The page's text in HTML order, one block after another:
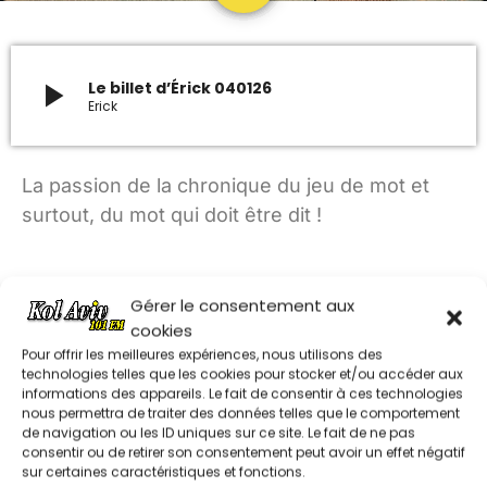
Gérer le consentement aux
cookies
Pour offrir les meilleures expériences, nous utilisons des
technologies telles que les cookies pour stocker et/ou accéder aux
informations des appareils. Le fait de consentir à ces technologies
nous permettra de traiter des données telles que le comportement
de navigation ou les ID uniques sur ce site. Le fait de ne pas
consentir ou de retirer son consentement peut avoir un effet négatif
sur certaines caractéristiques et fonctions.
ARCHIVES
septembre 2023
UPCOMING SHOWS
MUSIQUE CHABBATIQUE
12:00 - 14:00
play_arrow Le billet d’Érick 040126
Erick
La passion de la chronique du jeu de mot et
surtout, du mot qui doit être dit !
RÉÉCOUTEZ TOUS LE PODCASTS DU "